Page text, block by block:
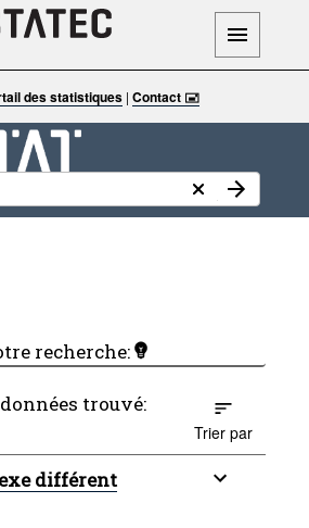
des statistiques| Contact 🖃
recherche:
trouvé:
Trier par
différent